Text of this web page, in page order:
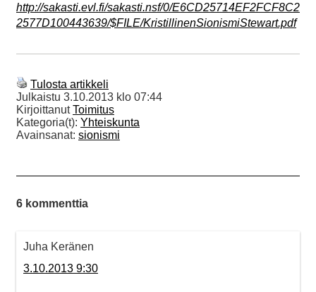
http://sakasti.evl.fi/sakasti.nsf/0/E6CD25714EF2FCF8C2
2577D100443639/$FILE/KristillinenSionismiStewart.pdf
Tulosta artikkeli
Julkaistu 3.10.2013 klo 07:44
KirjoittanutToimitus
Kategoria(t): Yhteiskunta
Avainsanat: sionismi
6 kommenttia
Juha Keränen
3.10.2013 9:30